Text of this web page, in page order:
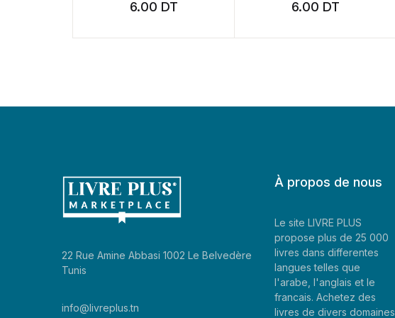
6.00 DT 6.00 DT
22 Rue Amine Abbasi 1002 Le Belvedère
Tunis
info@livreplus.tn
À propos de nous
Le site LIVRE PLUS
propose plus de 25 000
livres dans differentes
langues telles que
l'arabe, l'anglais et le
francais. Achetez des
livres de divers domaines